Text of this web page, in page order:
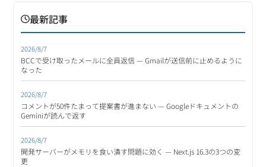
最新記事
2026/8/7
BCCで受け取ったメールに全員返信 — Gmailが送信前に止めるように
なった
2026/8/7
コメントが50件たまって提案書が進まない — Googleドキュメントの
Geminiが読んで返す
2026/8/7
開発サーバーがメモリを食い潰す問題に効く — Next.js 16.3の3つの変
更